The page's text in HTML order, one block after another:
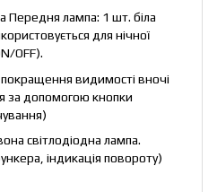
Передня лампа: 1 шт. біла
для нічної
OFF).
покращення видимості вночі
за допомогою кнопки
світлодіодна лампа.
індикація повороту)